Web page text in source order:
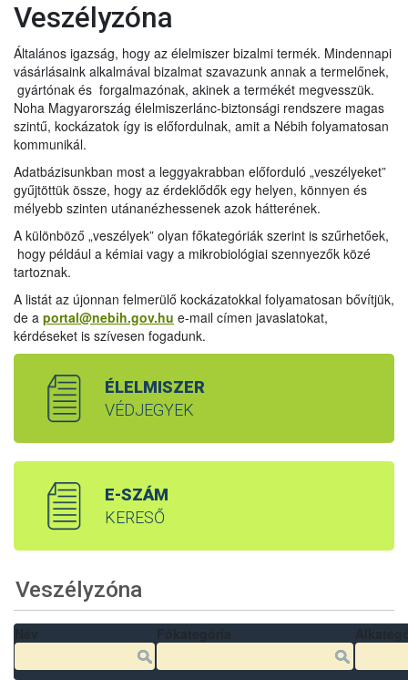
Veszélyzóna
Általános igazság, hogy az élelmiszer bizalmi termék. Mindennapi
vásárlásaink alkalmával bizalmat szavazunk annak a termelőnek,
gyártónak és forgalmazónak, akinek a termékét megvesszük.
Noha Magyarország élelmiszerlánc-biztonsági rendszere magas
szintű, kockázatok így is előfordulnak, amit a Nébih folyamatosan
kommunikál.
Adatbázisunkban most a leggyakrabban előforduló „veszélyeket”
gyűjtöttük össze, hogy az érdeklődők egy helyen, könnyen és
mélyebb szinten utánanézhessenek azok hátterének.
A különböző „veszélyek” olyan főkategóriák szerint is szűrhetőek,
hogy például a kémiai vagy a mikrobiológiai szennyezők közé
tartoznak.
A listát az újonnan felmerülő kockázatokkal folyamatosan bővítjük,
de a portal@nebih.gov.hu e-mail címen javaslatokat,
kérdéseket is szívesen fogadunk.
ÉLELMISZER
VÉDJEGYEK
E-SZÁM
KERESŐ
Veszélyzóna